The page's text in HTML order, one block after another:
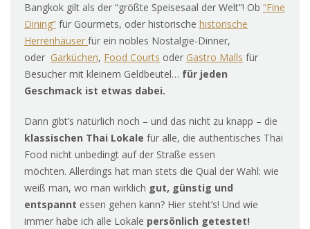
Bangkok gilt als der “größte Speisesaal der Welt”! Ob “Fine
Dining” für Gourmets, oder historische historische
Herrenhäuser für ein nobles Nostalgie-Dinner,
oder Garküchen, Food Courts oder Gastro Malls für
Besucher mit kleinem Geldbeutel… für jeden
Geschmack ist etwas dabei.
Dann gibt’s natürlich noch – und das nicht zu knapp – die
klassischen Thai Lokale für alle, die authentisches Thai
Food nicht unbedingt auf der Straße essen
möchten. Allerdings hat man stets die Qual der Wahl: wie
weiß man, wo man wirklich gut, günstig und
entspannt essen gehen kann? Hier steht’s! Und wie
immer habe ich alle Lokale persönlich getestet!